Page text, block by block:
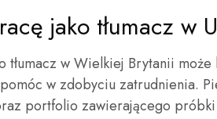
jako tłumacz w
tłumacz w Wielkiej Brytanii
w zdobyciu zatrudnienia.
portfolio zawierającego